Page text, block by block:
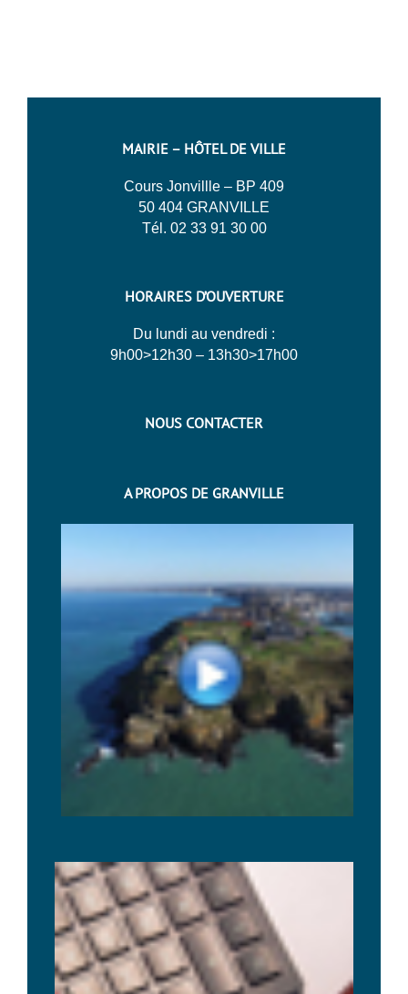
MAIRIE – HÔTEL DE VILLE
Cours Jonvillle – BP 409
50 404 GRANVILLE
Tél. 02 33 91 30 00
HORAIRES D’OUVERTURE
Du lundi au vendredi :
9h00>12h30 – 13h30>17h00
NOUS CONTACTER
A PROPOS DE GRANVILLE